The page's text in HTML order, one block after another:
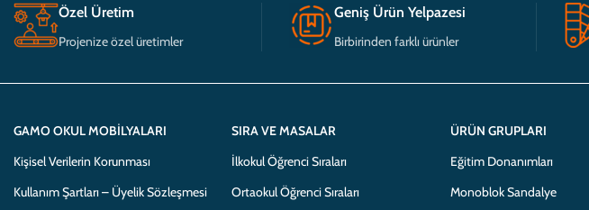
Özel Üretim
Projenize özel üretimler
Geniş Ürün Yelpazesi
Birbirinden farklı ürünler
GAMO OKUL MOBILYALARI
Kişisel Verilerin Korunması
Kullanım Şartları – Üyelik Sözleşmesi
SIRA VE MASALAR
İlkokul Öğrenci Sıraları
Ortaokul Öğrenci Sıraları
ÜRÜN GRUPLARI
Eğitim Donanımları
Monoblok Sandalye